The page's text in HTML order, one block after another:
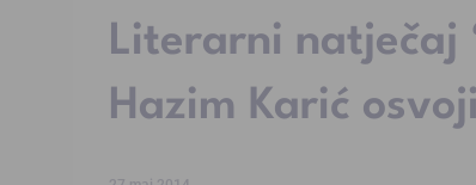
Literarni natječaj
Hazim Karić